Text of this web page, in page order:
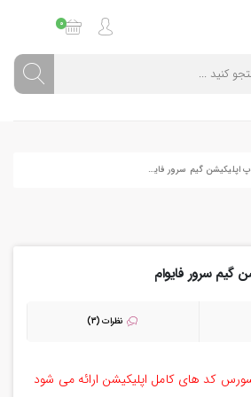
0
لانچر دسکتاپ اپلیکیشن گیم سرور فایوام
گیم سرور فایوام
نظرات (3)
کد های کامل اپلیکیشن ارائه می شود